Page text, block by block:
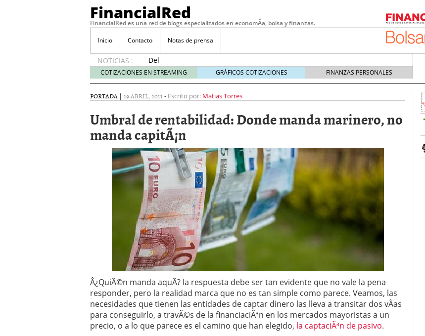
FinancialRed
FinancialRed es una red de blogs especializados en economÃ­a, bolsa y finanzas.
Inicio Contacto Notas de prensa
NOTICIAS :
Del
depósito
a la
cómo
cambiando
gestión
del
ahorro
en
España
05/08/2026
Seguros de convenio en pymes: la obligación que muchas empresas
descubren cuando ya es demasiado tarde
20/07/2026
ReseÃ±a de SIFX: Lo Que Deben Saber los Traders Mexicanos Antes de
Operar 29/06/2026
Crear empresa online vs proceso tradicional: ventajas reales para pymes
29/05/2026
CÃ³mo afrontar una baja mÃ©dica cuando trabajas por cuenta propia
26/05/2026
COTIZACIONES EN STREAMING GRÁFICOS COTIZACIONES FINANZAS PERSONALES
PORTADA | 29 ABRIL, 2011 - Escrito por: Matias Torres
Umbral de rentabilidad: Donde manda marinero, no
manda capitÃ¡n
Â¿QuiÃ©n manda aquÃ­? la respuesta debe ser tan evidente que no vale la pena
responder, pero la realidad marca que no es tan simple como parece. Veamos, las
necesidades que tienen las entidades de captar dinero las lleva a transitar dos vÃ­as
para conseguirlo, a travÃ©s de la financiaciÃ³n en los mercados mayoristas a un
precio, o a lo que parece es el camino que han elegido, la captaciÃ³n de pasivo.